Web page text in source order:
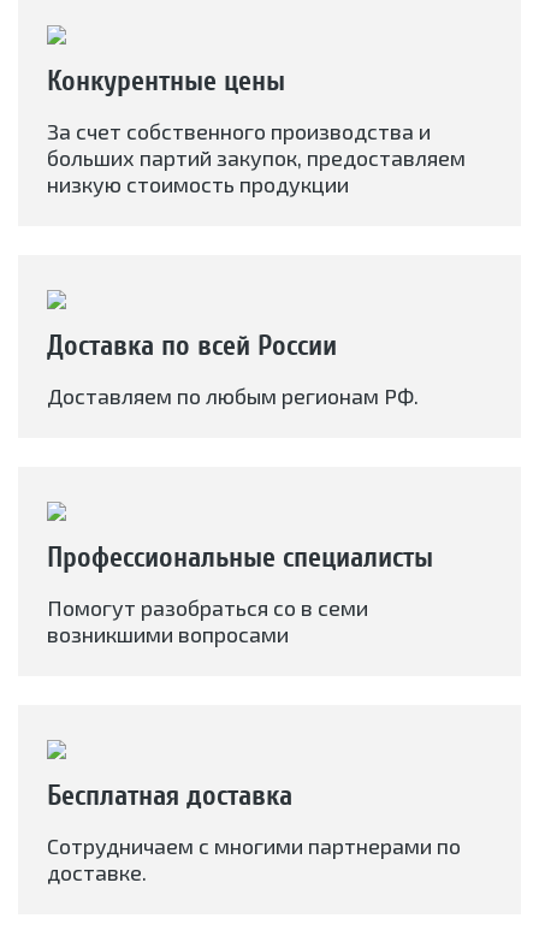
Конкурентные цены
За счет собственного производства и
больших партий закупок, предоставляем
низкую стоимость продукции
Доставка по всей России
Доставляем по любым регионам РФ.
Профессиональные специалисты
Помогут разобраться со в семи
возникшими вопросами
Бесплатная доставка
Сотрудничаем с многими партнерами по
доставке.